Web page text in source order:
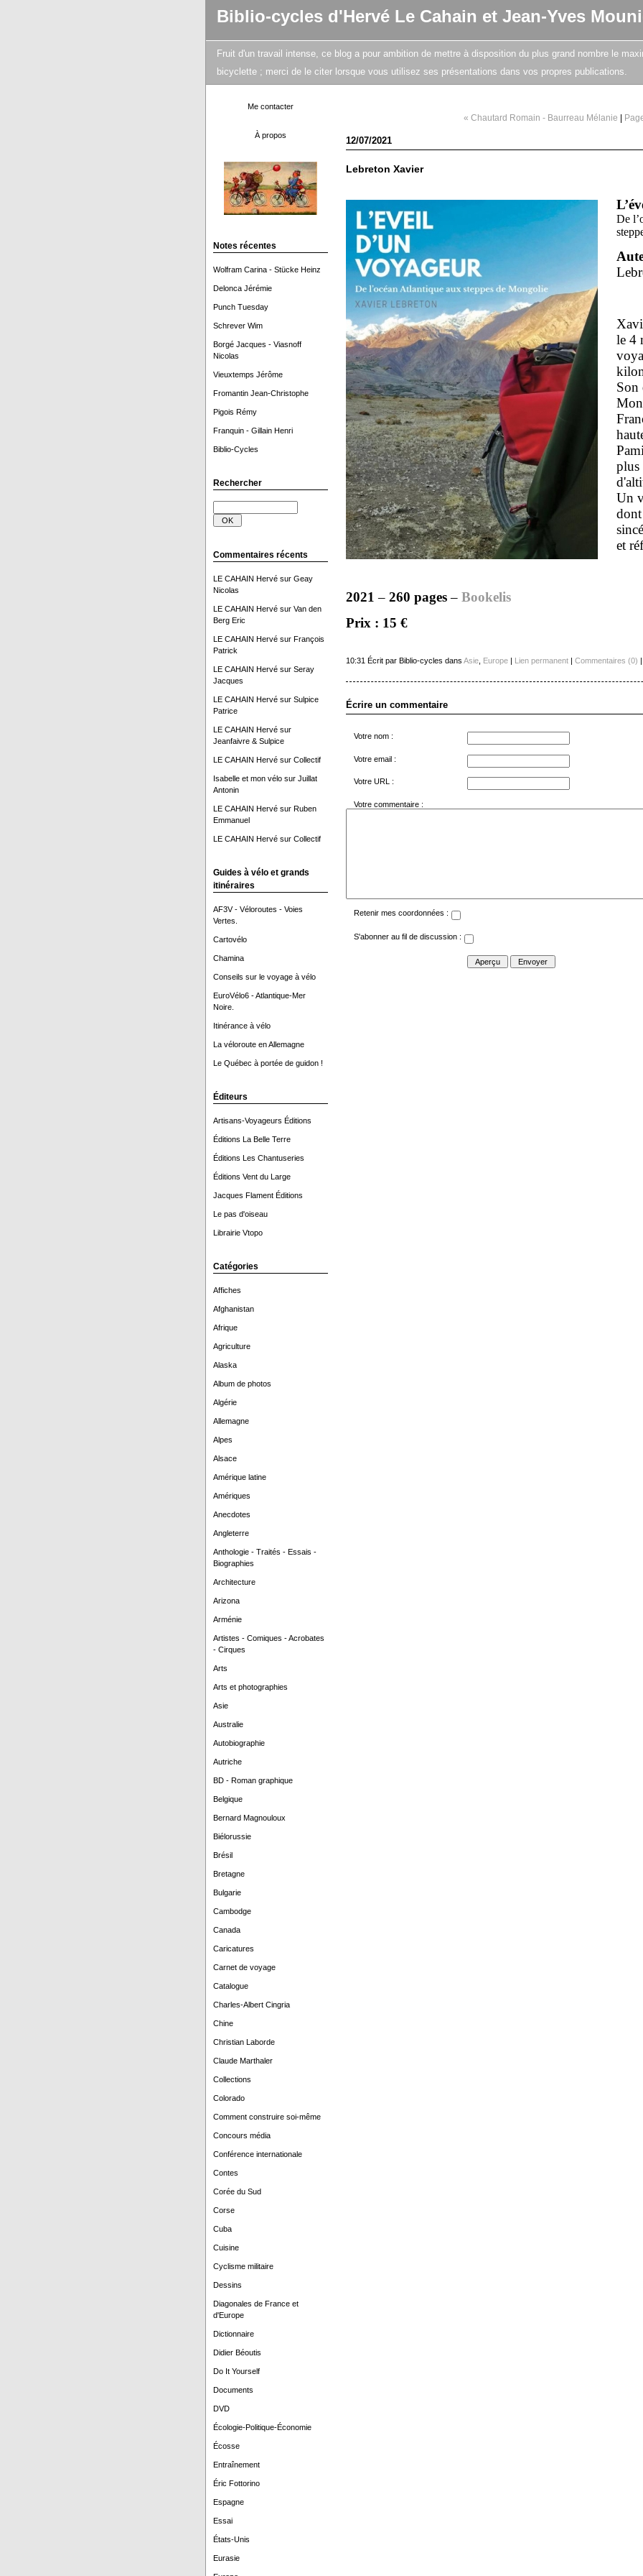
Biblio-cycles d'Hervé Le Cahain et Jean-Yves
Fruit d'un travail intense, ce blog a pour ambition de mettre à disposition du plus grand nombre le
bicyclette ; merci de le citer lorsque vous utilisez ses présentations dans vos propres publications.
Me contacter
À propos
Notes récentes
Wolfram Carina - Stücke Heinz
Delonca Jérémie
Punch Tuesday
Schrever Wim
Borgé Jacques - Viasnoff
Nicolas
Vieuxtemps Jérôme
Fromantin Jean-Christophe
Pigois Rémy
Franquin - Gillain Henri
Biblio-Cycles
Rechercher
Commentaires récents
LE CAHAIN Hervésur Geay
Nicolas
LE CAHAIN Hervésur Van den
Berg Eric
LE CAHAIN Hervésur François
Patrick
LE CAHAIN Hervésur Seray
Jacques
LE CAHAIN Hervésur Sulpice
Patrice
LE CAHAIN Hervésur
Jeanfaivre & Sulpice
LE CAHAIN Hervésur Collectif
Isabelle et mon vélosur Juillat
Antonin
LE CAHAIN Hervésur Ruben
Emmanuel
LE CAHAIN Hervésur Collectif
Guides à vélo et grands
itinéraires
AF3V - Véloroutes - Voies
Vertes.
Cartovélo
Chamina
Conseils sur le voyage à vélo
EuroVélo6 - Atlantique-Mer
Noire.
Itinérance à vélo
La véloroute en Allemagne
Le Québec à portée de guidon !
Éditeurs
Artisans-Voyageurs Éditions
Éditions La Belle Terre
Éditions Les Chantuseries
Éditions Vent du Large
Jacques Flament Éditions
Le pas d'oiseau
Librairie Vtopo
Catégories
Affiches
Afghanistan
Afrique
Agriculture
Alaska
Album de photos
Algérie
Allemagne
Alpes
Alsace
Amérique latine
Amériques
Anecdotes
Angleterre
Anthologie - Traités - Essais -
Biographies
Architecture
Arizona
Arménie
Artistes - Comiques - Acrobates
- Cirques
Arts
Arts et photographies
Asie
Australie
Autobiographie
Autriche
BD - Roman graphique
Belgique
Bernard Magnouloux
Biélorussie
Brésil
Bretagne
Bulgarie
Cambodge
Canada
Caricatures
Carnet de voyage
Catalogue
Charles-Albert Cingria
Chine
Christian Laborde
Claude Marthaler
Collections
Colorado
Comment construire soi-même
Concours média
Conférence internationale
Contes
Corée du Sud
Corse
Cuba
Cuisine
Cyclisme militaire
Dessins
Diagonales de France et
d'Europe
Dictionnaire
Didier Béoutis
Do It Yourself
Documents
DVD
Écologie-Politique-Économie
Écosse
Entraînement
Éric Fottorino
Espagne
Essai
États-Unis
Eurasie
« Chautard Romain - Baurreau Mélanie |
12/07/2021
Lebreton Xavier
De
le 4
Son
plus
Un
et
2021 – 260 pages– Bookelis
Prix : 15 €
10:31 Écrit par Biblio-cycles dans Asie, Europe| Lien permanent| Commentaires (0) |
Écrire un commentaire
Votre nom :
Votre email :
Votre URL :
Votre commentaire :
Retenir mes coordonnées :
S'abonner au fil de discussion :